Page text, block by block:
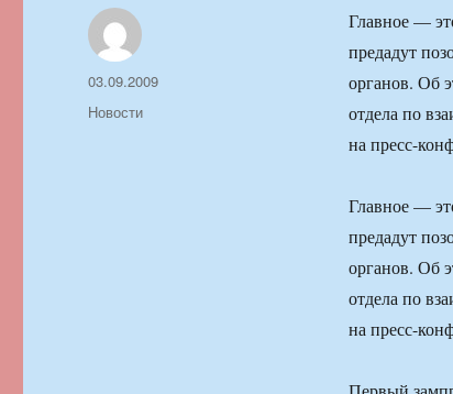
Главное —
предадут
органов. Об
отдела по
на пресс-
Главное —
предадут
органов. Об
отдела по
на пресс-
Автор
Опубликовано
03.09.2009
Рубрики
Новости